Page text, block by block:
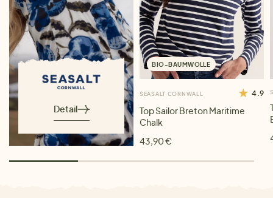
Detail
BIO-BAUMWOLLE
SEASALT CORNWALL 4.9
Top Sailor Breton Maritime
Chalk
43,90 €